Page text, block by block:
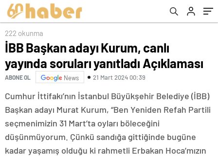
222 okunma
İBB Başkan adayı Kurum, canlı
yayında soruları yanıtladı Açıklaması
ABONE OL News 21 Mart 2024 00:39
Cumhur İttifakı’nın İstanbul Büyükşehir Belediye (İBB)
Başkan adayı Murat Kurum, “Ben Yeniden Refah Partili
seçmenimizin 31 Mart’ta oyları böleceğini
düşünmüyorum. Çünkü sandığa gittiğinde bugüne
kadar yaşamış olduğu ki rahmetli Erbakan Hoca’mızın
konutumuzu dönüştüreceğiz”